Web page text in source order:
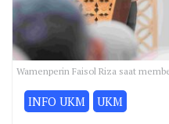
Wamenperin Faisol Riza saat
INFO UKM UKM